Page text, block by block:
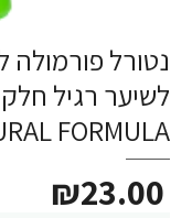
נטורל
FORMULA
₪23.00